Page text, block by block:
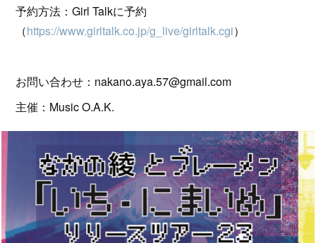
予約方法：Girl Talkに予約
（https://www.girltalk.co.jp/g_live/girltalk.cgi）
お問い合わせ：nakano.aya.57@gmail.com
主催：Music O.A.K.